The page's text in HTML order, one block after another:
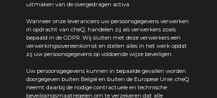
uitmaken van de overgedragen activa
Wanneer onze leveranciers uw persoonsgegevens verwerken
in opdracht van cheQ, handelen zij als verwerkers zoals
bepaald in de GDPR. Wij sluiten met deze verwerkers een
verwerkingsovereenkomst en stellen alles in het werk opdat
zij uw persoonsgegevens op voldoende wijze beveiligen.
Uw persoonsgegevens kunnen in bepaalde gevallen worden
doorgegeven buiten België en buiten de Europese Unie. cheQ
neemt daarbij de nodige contractuele en technische
beveiligingsmaatregelen om te verzekeren dat alle